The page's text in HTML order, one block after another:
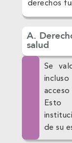
derechos
A.
salud
Se
Esto
de su